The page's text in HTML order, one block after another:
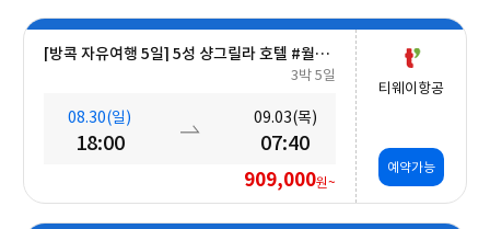
[방콕 자유여행 5일] 5성 샹그릴라 호텔 #월드체인 #차오프라야강변 #조식포함 #호캉스 #도심접근성
3박 5일
08.30(일)
18:00
09.03(목)
07:40
909,000원~
티웨이항공
예약가능